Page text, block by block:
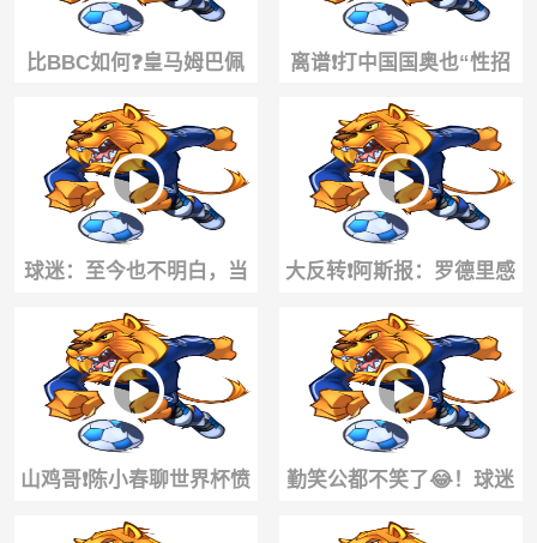
比BBC如何❓️皇马姆巴佩
+维尼修斯+迪奥曼德三叉
戟
离谱❗️打中国国奥也“性招
待”裁判，韩国足协一年7
次特殊服务
球迷：至今也不明白，当
年C罗怎么敢在这个位置直
接射门
大反转❗️阿斯报：罗德里感
谢皇马，但因理念，更倾
向加盟巴萨
山鸡哥❗️陈小春聊世界杯愤
愤不平，尽显球迷本色
勤笑公都不笑了😂！球迷
这波操作，莱奥直接开